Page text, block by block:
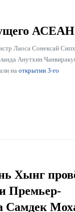
АСЕАН
Лаоса Сонексай
Анутхин
на открытии 3-го
Хынг
Премьер-
Самдек